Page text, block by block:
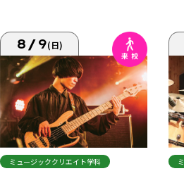
8/9(日)
ミュージッククリエイト学科